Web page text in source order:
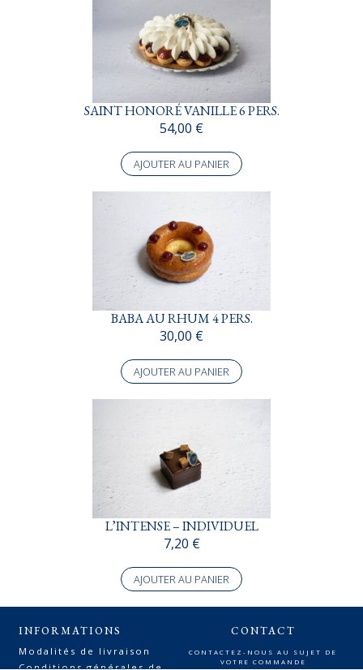
SAINT HONORÉ VANILLE 6 PERS.
54,00 €
AJOUTER AU PANIER
BABA AU RHUM 4 PERS.
30,00 €
AJOUTER AU PANIER
L’INTENSE – INDIVIDUEL
7,20 €
AJOUTER AU PANIER
INFORMATIONS
Modalités de livraison
Conditions générales de
CONTACT
CONTACTEZ-NOUS AU SUJET DE
VOTRE COMMANDE